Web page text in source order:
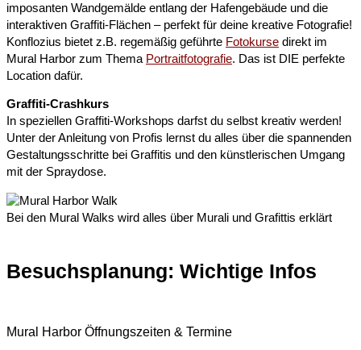
imposanten Wandgemälde entlang der Hafengebäude und die
interaktiven Graffiti-Flächen – perfekt für deine kreative Fotografie!
Konflozius bietet z.B. regemäßig geführte Fotokurse direkt im
Mural Harbor zum Thema Portraitfotografie. Das ist DIE perfekte
Location dafür.
Graffiti-Crashkurs
In speziellen Graffiti-Workshops darfst du selbst kreativ werden!
Unter der Anleitung von Profis lernst du alles über die spannenden
Gestaltungsschritte bei Graffitis und den künstlerischen Umgang
mit der Spraydose.
Bei den Mural Walks wird alles über Murali und Grafittis erklärt
Besuchsplanung: Wichtige Infos​
Mural Harbor Öffnungszeiten & Termine​